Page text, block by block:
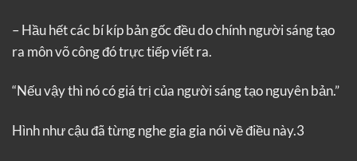
– Hầu hết các bí kíp bản gốc đều do chính người sáng tạo
ra môn võ công đó trực tiếp viết ra.
“Nếu vậy thì nó có giá trị của người sáng tạo nguyên bản.”
Hình như cậu đã từng nghe gia gia nói về điều này.3